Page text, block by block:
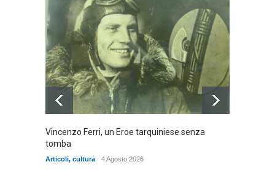
Vincenzo Ferri, un Eroe tarquiniese senza
tomba
Articoli, cultura 4 Agosto 2026